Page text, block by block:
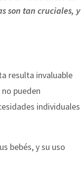
son tan cruciales, y
resulta invaluable
pueden
individuales
bebés, y su uso